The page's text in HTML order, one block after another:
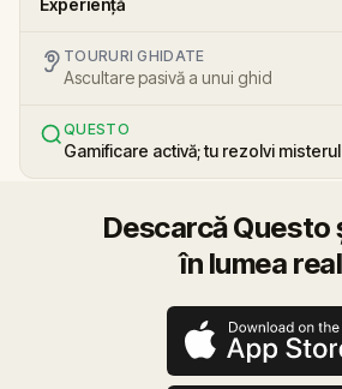
TOURURI GHIDATE
Ascultare pasivă a unui ghid
QUESTO
Gamificare activă; tu rezolvi misterul
Descarcă Questo
în lumea